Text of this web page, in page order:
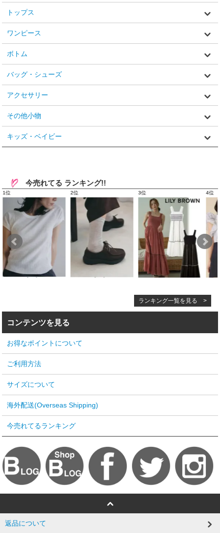
トップス
ワンピース
ボトム
バッグ・シューズ
アクセサリー
その他小物
キッズ・ベイビー
今売れてる ランキング!!
ランキング一覧を見る >
コンテンツを見る
お得なポイントについて
ご利用方法
サイズについて
海外配送(Overseas Shipping)
今売れてるランキング
返品について